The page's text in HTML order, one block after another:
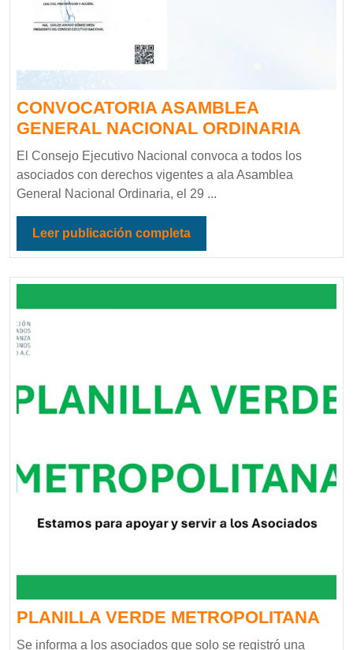
CONVOCATORIA ASAMBLEA
GENERAL NACIONAL ORDINARIA
El Consejo Ejecutivo Nacional convoca a todos los
asociados con derechos vigentes a ala Asamblea
General Nacional Ordinaria, el 29 ...
Leer publicación completa
PLANILLA VERDE METROPOLITANA
Se informa a los asociados que solo se registró una